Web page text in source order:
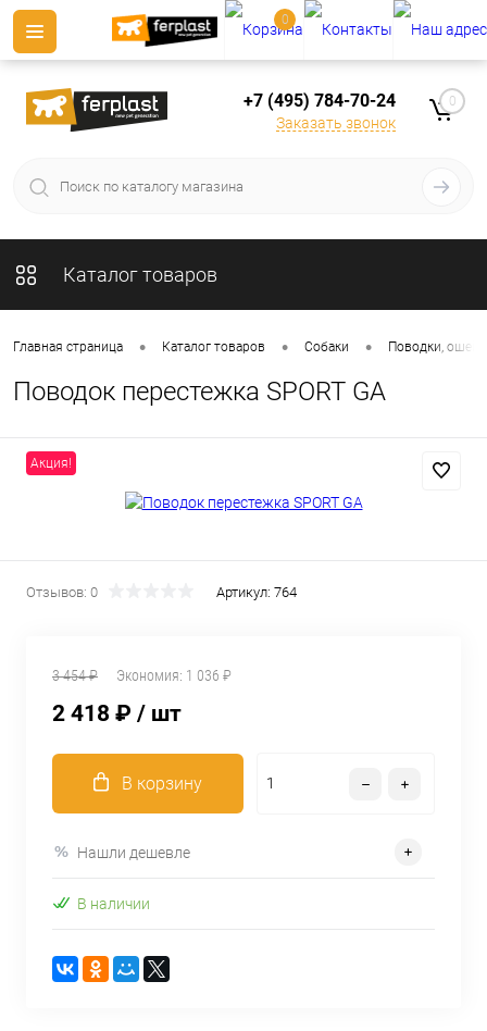
+7 (495) 784-70-24
Заказать звонок
0
Каталог товаров
Главная страница • Каталог товаров • Собаки • Поводки,
Поводок перестежка SPORT GA
Акция!
Отзывов: 0 Артикул: 764
3 454 ₽ Экономия: 1 036 ₽
2 418 ₽ / шт
В корзину
Нашли дешевле
В наличии
0